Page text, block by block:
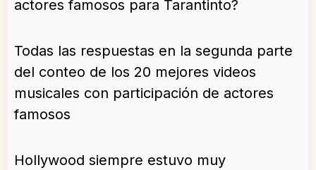
actores famosos para Tarantinto?
Todas las respuestas en la segunda parte
del conteo de los 20 mejores videos
musicales con participación de actores
famosos
Hollywood siempre estuvo muy